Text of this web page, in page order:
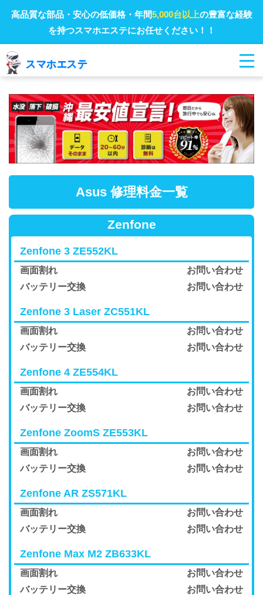
高品質な部品・安心の低価格・年間5,000台以上の豊富な経験
を持つスマホエステにお任せください！！
Asus 修理料金一覧
Zenfone
Zenfone 3 ZE552KL
画面割れ
お問い合わせ
バッテリー交換
お問い合わせ
Zenfone 3 Laser ZC551KL
画面割れ
お問い合わせ
バッテリー交換
お問い合わせ
Zenfone 4 ZE554KL
画面割れ
お問い合わせ
バッテリー交換
お問い合わせ
Zenfone ZoomS ZE553KL
画面割れ
お問い合わせ
バッテリー交換
お問い合わせ
Zenfone AR ZS571KL
画面割れ
お問い合わせ
バッテリー交換
お問い合わせ
Zenfone Max M2 ZB633KL
画面割れ
お問い合わせ
バッテリー交換
お問い合わせ